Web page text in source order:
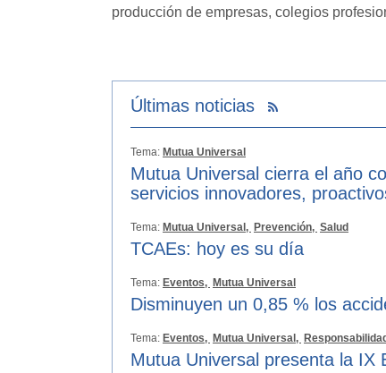
producción de empresas, colegios
Últimas noticias
Tema: Mutua Universal
Mutua Universal cierra el año
servicios innovadores,
Tema: Mutua Universal, Prevención, Salud
TCAEs: hoy es su día
Tema: Eventos, Mutua Universal
Disminuyen un 0,85 % los
Tema: Eventos, Mutua Universal,
Mutua Universal presenta la IX